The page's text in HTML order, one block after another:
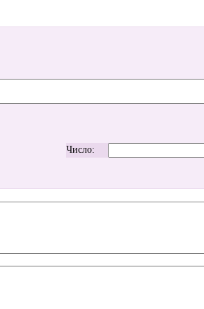
Число: